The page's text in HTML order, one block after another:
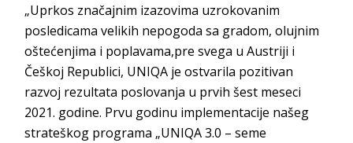
„Uprkos značajnim izazovima uzrokovanim
posledicama velikih nepogoda sa gradom, olujnim
oštećenjima i poplavama,pre svega u Austriji i
Češkoj Republici, UNIQA je ostvarila pozitivan
razvoj rezultata poslovanja u prvih šest meseci
2021. godine. Prvu godinu implementacije našeg
strateškog programa „UNIQA 3.0 – seme